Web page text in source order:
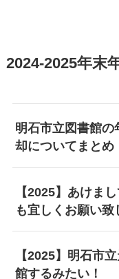
2024-2025年末
明石市立図書館の
却についてまとめ
【2025】あけま
も宜しくお願い致
【2025】明石市
館するみたい！